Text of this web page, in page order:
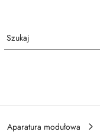
Aparatura modułowa